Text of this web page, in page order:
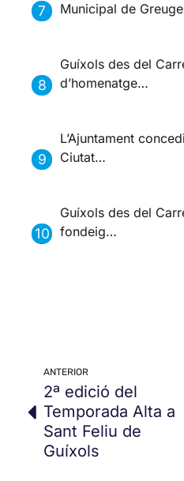
Municipal de
Guíxols des del
d’homenatge…
L’Ajuntament
Ciutat…
Guíxols des del
fondeig…
ANTERIOR
2ª edició del
Temporada Alta a
Sant Feliu de
Guíxols